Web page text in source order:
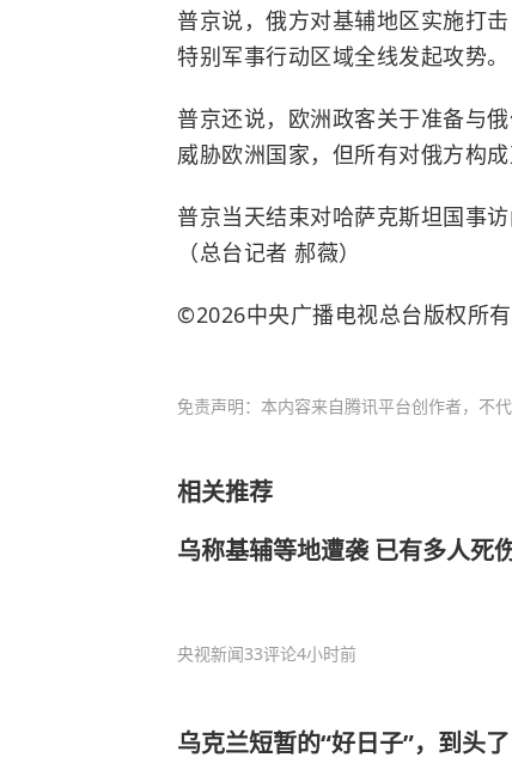
普京说，俄方对基辅地区实施打
特别军事行动区域全线发起攻势。
普京还说，欧洲政客关于准备与
威胁欧洲国家，但所有对俄方构
普京当天结束对哈萨克斯坦国事
（总台记者 郝薇）
©2026中央广播电视总台版权所
免责声明：本内容来自腾讯平台创作者，不
相关推荐
乌称基辅等地遭袭 已有多人死
央视新闻33评论4小时前
乌克兰短暂的“好日子”，到头了